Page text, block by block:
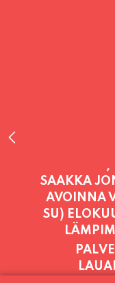
KLO 11-
SAAKKA
AVOINNA